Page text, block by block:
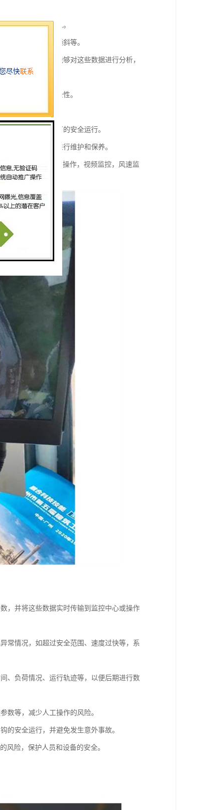
高度、角度等信息。
常范围、超载、倾斜等。
重情况等，同时能够对这些数据进行分析，
作的灵活性和安全性。
的安全性。
在恶劣天气条件下的安全运行。
醒操作人员及时进行维护和保养。
作数据，远程控制操作，视频监控，风速监
，并将这些数据实时传输到监控中心或操作
常情况，如超过安全范围、速度过快等，系
、负荷情况、运行轨迹等，以便后期进行数
数等，减少人工操作的风险。
的安全运行，并避免发生意外事故。
风险，保护人员和设备的安全。